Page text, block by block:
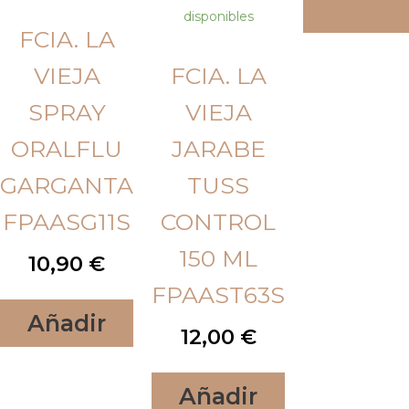
FCIA. LA
VIEJA
SPRAY
ORALFLU
GARGANTA
FPAASG11S
10,90 €
Añadir
disponibles
FCIA. LA
VIEJA
JARABE
TUSS
CONTROL
150 ML
FPAAST63S
12,00 €
Añadir